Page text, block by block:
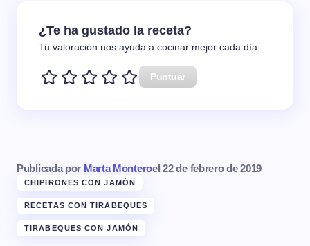
¿Te ha gustado la receta?
Tu valoración nos ayuda a cocinar mejor cada día.
Puntuar
Publicada por Marta Monteroel 22 de febrero de 2019
CHIPIRONES CON JAMÓN
RECETAS CON TIRABEQUES
TIRABEQUES CON JAMÓN